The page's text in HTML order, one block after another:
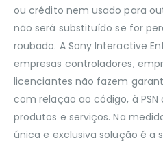
ou crédito nem usado para
não será substituído se for
roubado. A Sony Interactive
empresas controladores,
licenciantes não fazem
com relação ao código, à
produtos e serviços. Na
única e exclusiva solução é a